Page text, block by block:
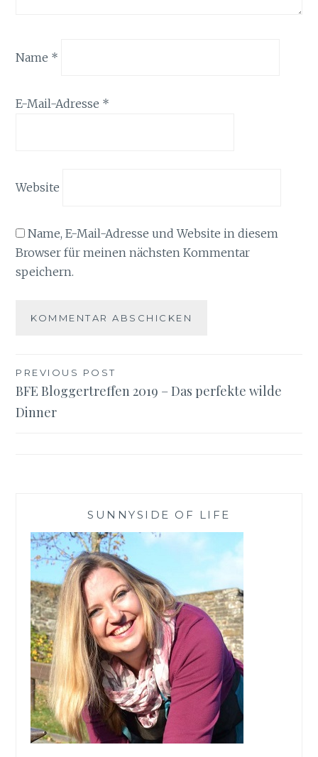
Name *
E-Mail-Adresse *
Website
Name, E-Mail-Adresse und Website in diesem
Browser für meinen nächsten Kommentar
speichern.
Beitragsnavigation
PREVIOUS POST
BFE Bloggertreffen 2019 – Das perfekte wilde
Dinner
SUNNYSIDE OF LIFE